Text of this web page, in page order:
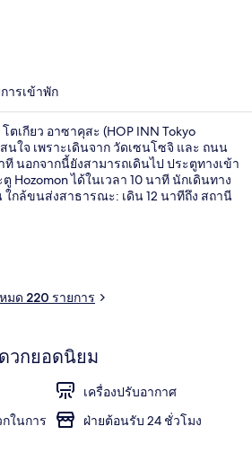
ารเข้าพัก
ตเกียว อาซาคุสะ (HOP INN Tokyo
นใจ เพราะเดินจาก วัดเซนโซจิ และ ถนน
นอกจากนี้ยังสามารถเดินไป ประตูทางเข้า
Hozomon ได้ในเวลา 10 นาที นักเดินทาง
กล้ขนส่งสาธารณะ: เดิน 12 นาทีถึง สถานี
มด 220 รายการ
วกยอดนิยม
เครื่องปรับอากาศ
ในการ
ฝ่ายต้อนรับ 24 ชั่วโมง